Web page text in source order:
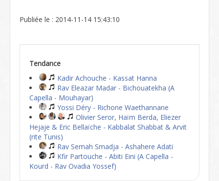
Publiée le : 2014-11-14 15:43:10
Tendance
Kadir Achouche - Kassat Hanna
Rav Eleazar Madar - Bichouatekha (A
Capella - Mouhayar)
Yossi Déry - Richone Waethannane
Olivier Seror, Haïm Berda, Eliezer
Hejaje & Eric Bellaïche - Kabbalat Shabbat & Arvit
(rite Tunis)
Rav Semah Smadja - Ashahere Adati
Kfir Partouche - Abiti Eini (A Capella -
Kourd - Rav Ovadia Yossef)